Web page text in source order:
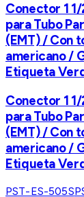
Conector 1
para Tubo
(EMT) / Con
americano /
Etiqueta
Conector 1
para Tubo
(EMT) / Con
americano /
Etiqueta
PST-ES-505S